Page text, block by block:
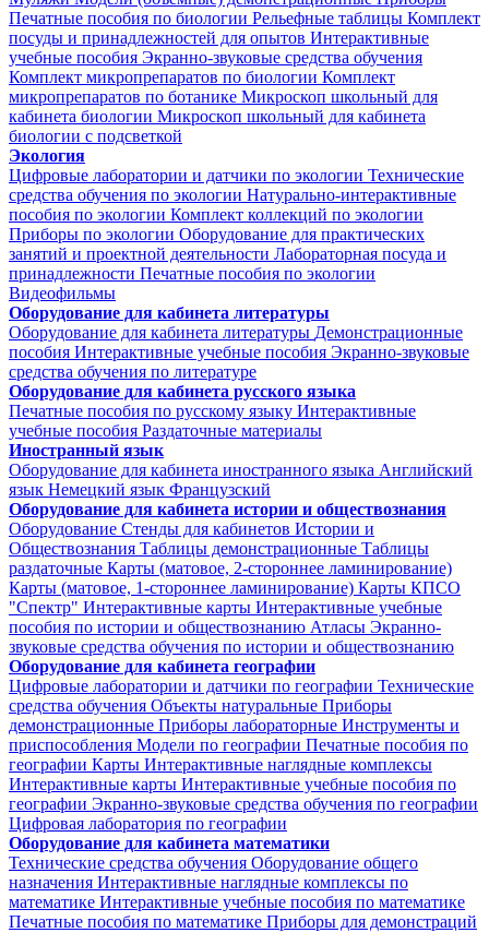
Печатные пособия по биологии Рельефные таблицы Комплект
посуды и принадлежностей для опытов Интерактивные
учебные пособия Экранно-звуковые средства обучения
Комплект микропрепаратов по биологии Комплект
микропрепаратов по ботанике Микроскоп школьный для
кабинета биологии Микроскоп школьный для кабинета
биологии с подсветкой
Экология
Цифровые лаборатории и датчики по экологии Технические
средства обучения по экологии Натурально-интерактивные
пособия по экологии Комплект коллекций по экологии
Приборы по экологии Оборудование для практических
занятий и проектной деятельности Лабораторная посуда и
принадлежности Печатные пособия по экологии
Видеофильмы
Оборудование для кабинета литературы
Оборудование для кабинета литературы Демонстрационные
пособия Интерактивные учебные пособия Экранно-звуковые
средства обучения по литературе
Оборудование для кабинета русского языка
Печатные пособия по русскому языку Интерактивные
учебные пособия Раздаточные материалы
Иностранный язык
Оборудование для кабинета иностранного языка Английский
язык Немецкий язык Французский
Оборудование для кабинета истории и обществознания
Оборудование Стенды для кабинетов Истории и
Обществознания Таблицы демонстрационные Таблицы
раздаточные Карты (матовое, 2-стороннее ламинирование)
Карты (матовое, 1-стороннее ламинирование) Карты КПСО
"Спектр" Интерактивные карты Интерактивные учебные
пособия по истории и обществознанию Атласы Экранно-
звуковые средства обучения по истории и обществознанию
Оборудование для кабинета географии
Цифровые лаборатории и датчики по географии Технические
средства обучения Объекты натуральные Приборы
демонстрационные Приборы лабораторные Инструменты и
приспособления Модели по географии Печатные пособия по
географии Карты Интерактивные наглядные комплексы
Интерактивные карты Интерактивные учебные пособия по
географии Экранно-звуковые средства обучения по географии
Цифровая лаборатория по географии
Оборудование для кабинета математики
Технические средства обучения Оборудование общего
назначения Интерактивные наглядные комплексы по
математике Интерактивные учебные пособия по математике
Печатные пособия по математике Приборы для демонстраций